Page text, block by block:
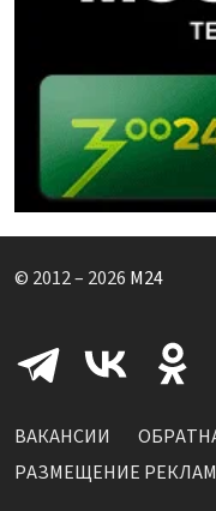
© 2012 – 2026 M24
ВАКАНСИИ
РАЗМЕЩЕНИЕ